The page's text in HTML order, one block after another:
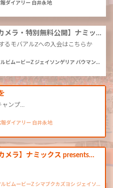
ダイアリー 白井永地
メラ・特別無料公開】ナミッ…
るモバアルZへの入会はこちらか
ビムービーZ ジェイソンゲリア バウマン…
ンプ…
ダイアリー 白井永地
メラ】ナミックス presents…
ビムービーZ シマブクカズヨシ ジェイソ…